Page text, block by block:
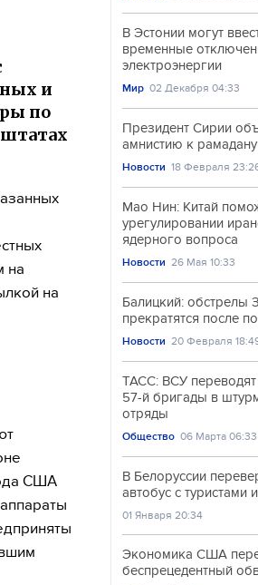
и
по
на
на
США
В Эстонии могут
временные
электроэнергии
Мир 02 Декабря 04:33
Президент Сирии
амнистию к рамадану
Новости 18 Февраля
Мао Нин: Китай
урегулировании
ядерного вопроса
Новости 26 Мая 10:33
Балицкий: обстрелы
прекратятся после
Новости 20 Февраля
ТАСС: ВСУ переводят
57-й бригады в
отряды
Общество 06 Марта 06:33
В Белоруссии
автобус с туристами
01 Января 20:34
Экономика США
беспрецедентный